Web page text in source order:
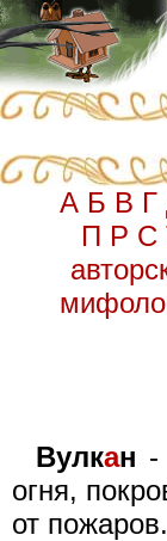
А Б В Г
П Р С
Вулкан -
огня,
от пожаров.